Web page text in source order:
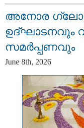
അനോര
ഉദ്ഘാടനവും
സമർപ്പണവും
June 8th, 2026